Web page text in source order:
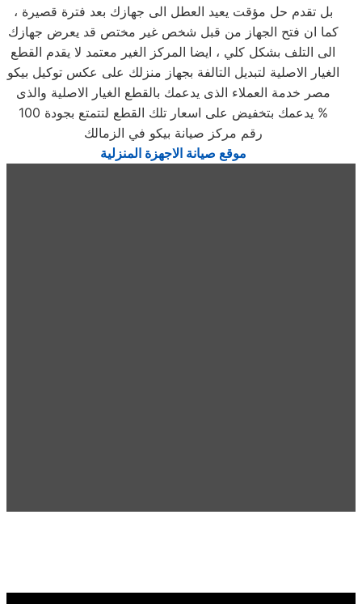
بل تقدم حل مؤقت يعيد العطل الى جهازك بعد فترة قصيرة ،
كما ان فتح الجهاز من قبل شخص غير مختص قد يعرض جهازك
الى التلف بشكل كلي ، ايضا المركز الغير معتمد لا يقدم القطع
الغيار الاصلية لتبديل التالفة بجهاز منزلك على عكس توكيل بيكو
مصر خدمة العملاء الذى يدعمك بالقطع الغيار الاصلية والذى
يدعمك بتخفيض على اسعار تلك القطع لتتمتع بجودة 100 %
رقم مركز صيانة بيكو في الزمالك
موقع صيانة الاجهزة المنزلية